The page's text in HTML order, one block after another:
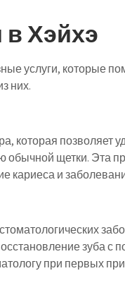
в Хэйхэ
услуги, которые
них.
которая позволяет
щетки. Эта
кариеса и
зуба
при первых